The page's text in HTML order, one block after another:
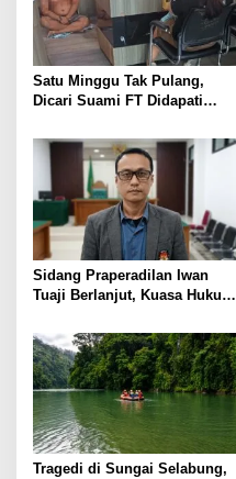
i
p
o
s
Satu Minggu Tak Pulang,
Dicari Suami FT Didapati
Sidang Praperadilan Iwan
Tuaji Berlanjut, Kuasa Hukum
Penggeledahan
Tragedi di Sungai Selabung,